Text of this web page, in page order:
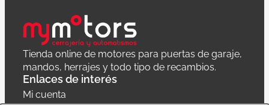
Tienda online de motores para puertas de garaje,
mandos, herrajes y todo tipo de recambios.
Enlaces de interés
Mi cuenta